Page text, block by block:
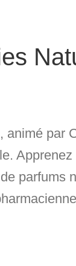
, animé par
parfums